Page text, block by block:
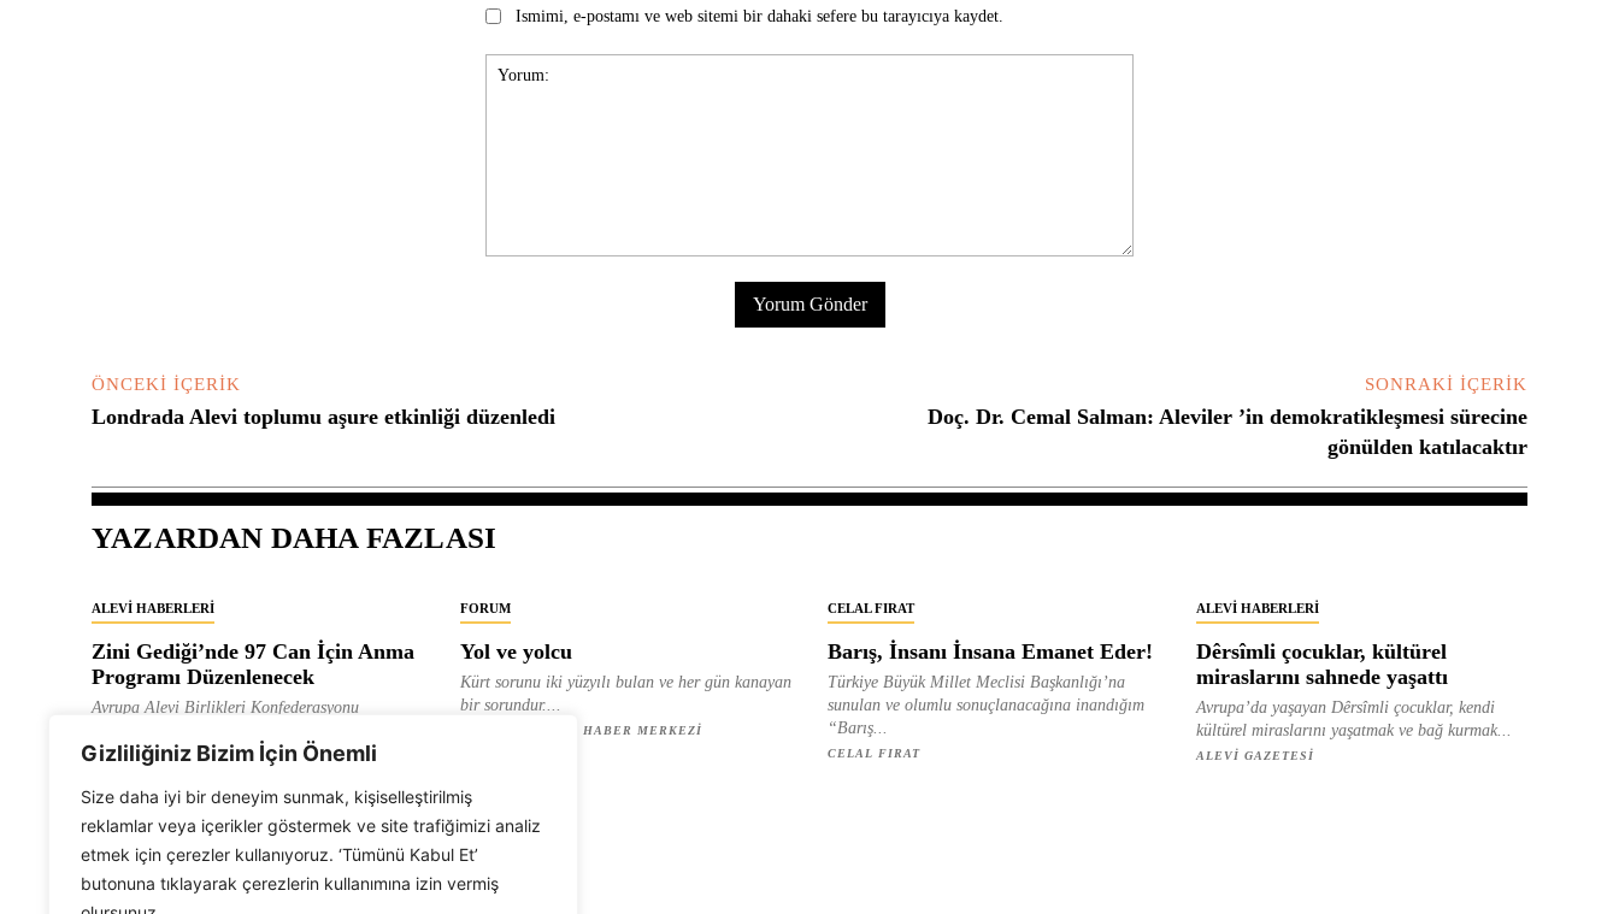
Gizliliğiniz Bizim İçin Önemli
Size daha iyi bir deneyim sunmak, kişiselleştirilmiş
reklamlar veya içerikler göstermek ve site trafiğimizi analiz
etmek için çerezler kullanıyoruz. ‘Tümünü Kabul Et’
butonuna tıklayarak çerezlerin kullanımına izin vermiş
Ismimi, e-postamı ve web sitemi bir dahaki sefere bu tarayıcıya kaydet.
ÖNCEKI İÇERIK
Londrada Alevi toplumu aşure etkinliği düzenledi
SONRAKI İÇERIK
Doç. Dr. Cemal Salman: Aleviler ’in demokratikleşmesi sürecine
gönülden katılacaktır
YAZARDAN DAHA FAZLASI
ALEVI HABERLERI
Zini Gediği’nde 97 Can İçin Anma
Programı Düzenlenecek
Avrupa Alevi Birlikleri Konfederasyonu
yaşanan...
FORUM
Yol ve yolcu
Kürt sorunu iki yüzyılı bulan ve her gün kanayan
bir sorundur....
ALEVI GAZETESI HABER MERKEZI
CELAL FIRAT
Barış, İnsanı İnsana Emanet Eder!
Türkiye Büyük Millet Meclisi Başkanlığı’na
sunulan ve olumlu sonuçlanacağına inandığım
“Barış...
CELAL FIRAT
ALEVI HABERLERI
Dêrsîmli çocuklar, kültürel
miraslarını sahnede yaşattı
Avrupa’da yaşayan Dêrsîmli çocuklar, kendi
kültürel miraslarını yaşatmak ve bağ kurmak...
ALEVI GAZETESI